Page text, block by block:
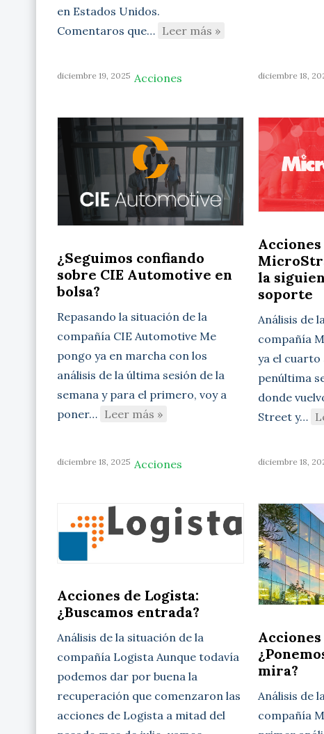
en Estados Unidos.
Comentaros que… Leer más »
diciembre 19, 2025 Acciones
¿Seguimos confiando
sobre CIE Automotive en
bolsa?
Repasando la situación de la
compañía CIE Automotive Me
pongo ya en marcha con los
análisis de la última sesión de la
semana y para el primero, voy a
poner… Leer más »
diciembre 18,
Acciones
la
soporte
Análisis de
compañía
ya el cuarto
penúltima
donde
Street y…
diciembre 18, 2025 Acciones
Acciones de Logista:
¿Buscamos entrada?
Análisis de la situación de la
compañía Logista Aunque todavía
podemos dar por buena la
recuperación que comenzaron las
acciones de Logista a mitad del
diciembre 18,
mira?
Análisis de
compañía